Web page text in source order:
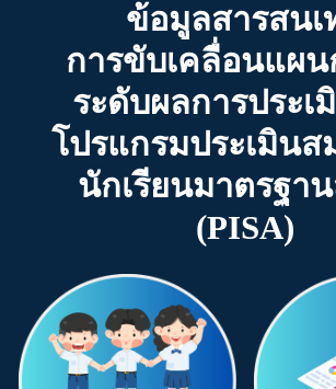
ข้อมูลสารสนเ
การขับเคลื่อนแผน
ระดับผลการประเ
โปรแกรมประเมินส
นักเรียนมาตรฐา
(PISA)